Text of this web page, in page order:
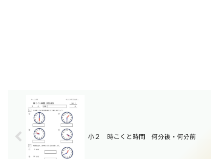
小２ 時こくと時間 何分後・何分前